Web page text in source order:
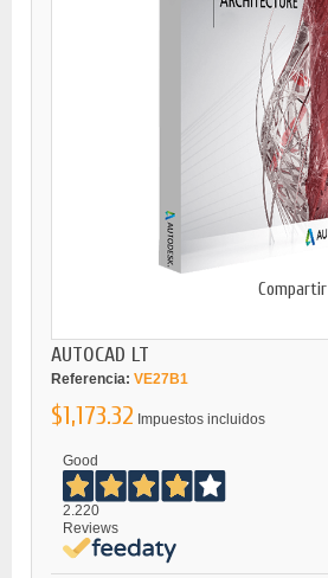
Compartir
AUTOCAD LT
Referencia: VE27B1
$1,173.32 Impuestos incluidos
Good
2.220
Reviews